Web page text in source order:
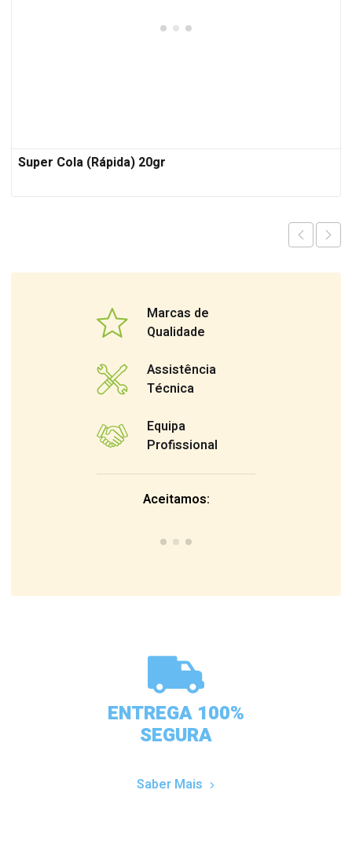
Super Cola (Rápida) 20gr
Marcas de
Qualidade
Assistência
Técnica
Equipa
Profissional
Aceitamos:
ENTREGA 100%
SEGURA
Saber Mais